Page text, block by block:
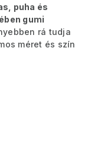
puha és
gumi
rá tudja
méret és szín